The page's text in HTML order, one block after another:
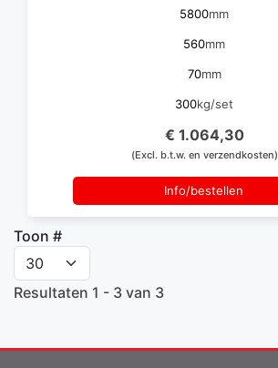
5800mm
560mm
70mm
300kg/set
€ 1.064,30
(Excl. b.t.w. en verzendkosten)
Info/bestellen
Toon #
Resultaten 1 - 3 van 3